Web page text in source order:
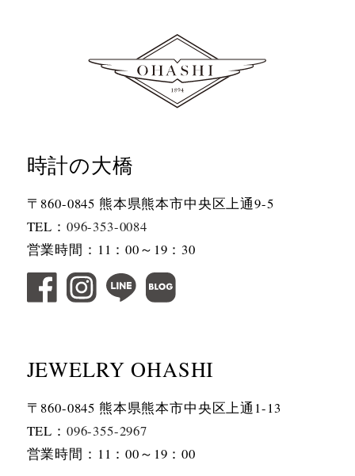
時計の大橋
〒860-0845 熊本県熊本市中央区上通9-5
TEL： 096-353-0084
営業時間：11：00～19：30
JEWELRY OHASHI
〒860-0845 熊本県熊本市中央区上通1-13
TEL： 096-355-2967
営業時間：11：00～19：00